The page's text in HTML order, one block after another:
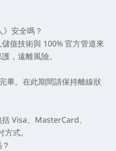
安全嗎？
值技術與 100% 官方管道來
，遠離風險。
畢。在此期間請保持離線狀
Visa、MasterCard、
式。